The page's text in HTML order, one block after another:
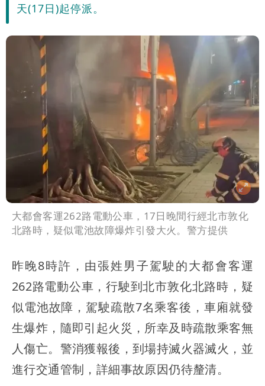
天(17日)起停派。
大都會客運262路電動公車，17日晚間行經北市敦化
北路時，疑似電池故障爆炸引發大火。警方提供
昨晚8時許，由張姓男子駕駛的大都會客運
262路電動公車，行駛到北市敦化北路時，疑
似電池故障，駕駛疏散7名乘客後，車廂就發
生爆炸，隨即引起火災，所幸及時疏散乘客無
人傷亡。警消獲報後，到場持滅火器滅火，並
進行交通管制，詳細事故原因仍待釐清。